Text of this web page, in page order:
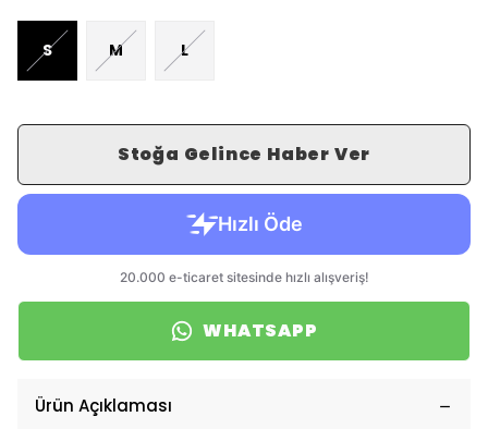
S M L
Stoğa Gelince Haber Ver
WHATSAPP
Ürün Açıklaması